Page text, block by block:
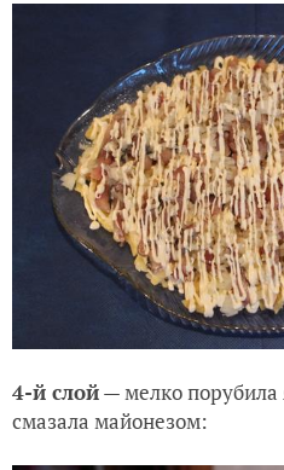
4-й слой— мелко
смазала майонезом: